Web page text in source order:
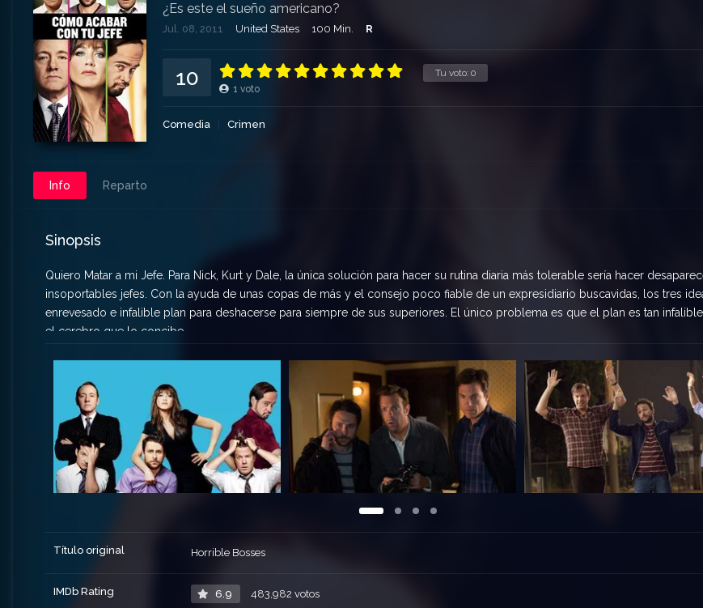
¿Es este el sueño americano?
Jul. 08, 2011 United States 100 Min. R
Tu voto: 0
10 1 voto
Comedia Crimen
Info Reparto
Sinopsis
Quiero Matar a mi Jefe. Para Nick, Kurt y Dale, la única solución para hacer su rutina diaria más tolerable sería hacer
insoportables jefes. Con la ayuda de unas copas de más y el consejo poco fiable de un expresidiario buscavidas, los tres
enrevesado e infalible plan para deshacerse para siempre de sus superiores. El único problema es que el plan es tan
el cerebro que lo concibe.
Título original Horrible Bosses
IMDb Rating 6.9 483,982 votos